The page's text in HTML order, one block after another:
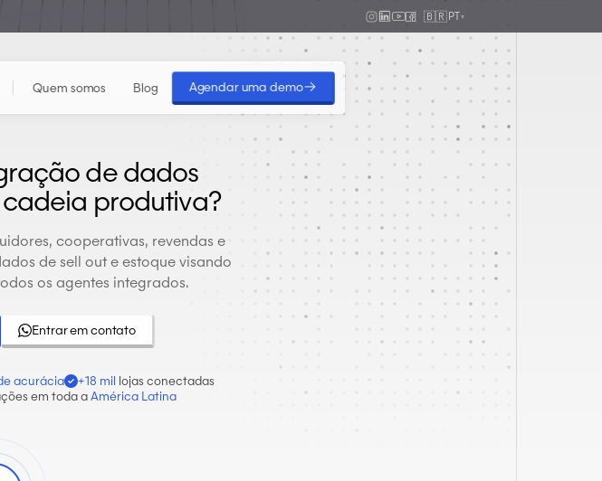
🇧🇷PT▾
Quem somos Blog Agendar uma demo→
raçãodedados
cadeia produtiva?
cooperativas, revendas e
de sell out e estoque visando
os agentes integrados.
Entrar em contato
acurácia +18 mil lojas conectadas
em toda aAmérica Latina